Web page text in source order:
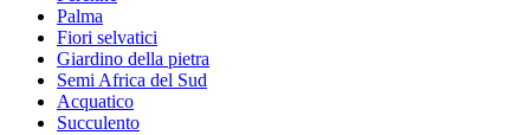
Palma
Fiori selvatici
Giardino della pietra
Semi Africa del Sud
Acquatico
Succulento